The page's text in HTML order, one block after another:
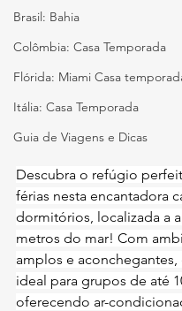
Brasil: Bahia
Colômbia: Casa Temporada
Flórida: Miami Casa
Itália: Casa Temporada
Guia de Viagens e Dicas
Descubra o refúgio
férias nesta encantadora
dormitórios, localizada a
metros do mar! Com
amplos e aconchegantes,
ideal para grupos de até
oferecendo ar-